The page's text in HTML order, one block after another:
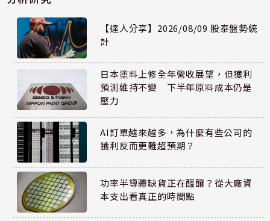
【達人分享】2026/08/09 股泰盤勢統
計
日本塗料上修全年營收展望，但獲利
預測維持不變 下半年原料成本仍是
壓力
AI訂單越來越多，為什麼有些公司的
獲利反而更難超預期？
功率半導體缺貨正在醞釀？從大廠資
本支出看真正的時間點